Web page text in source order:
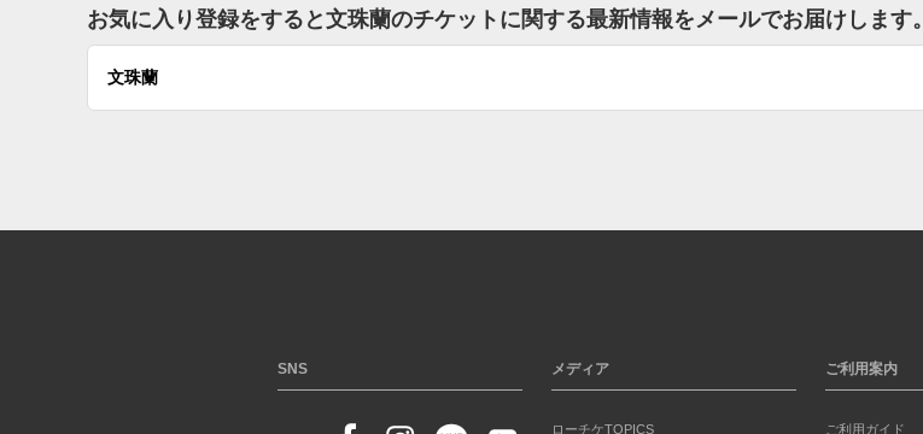
お気に入り登録をすると文珠蘭のチケットに関する最新情報をメールでお届けします。
文珠蘭
SNS メディア
ローチケTOPICS
ご利用案内
ご利用ガイド